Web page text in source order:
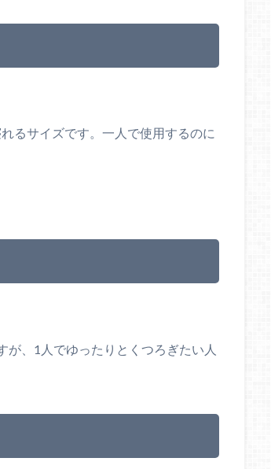
るサイズです。一人で使用するのに
、1人でゆったりとくつろぎたい人